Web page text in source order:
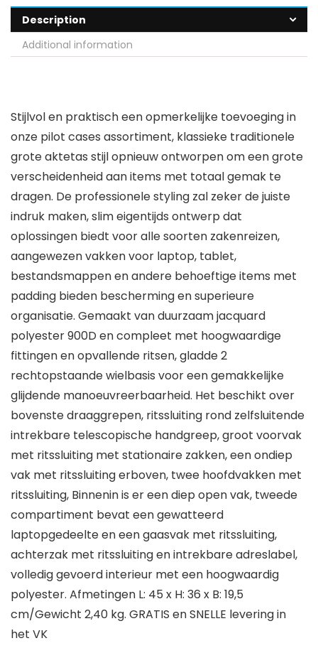
Description
Additional information
Stijlvol en praktisch een opmerkelijke toevoeging in
onze pilot cases assortiment, klassieke traditionele
grote aktetas stijl opnieuw ontworpen om een grote
verscheidenheid aan items met totaal gemak te
dragen. De professionele styling zal zeker de juiste
indruk maken, slim eigentijds ontwerp dat
oplossingen biedt voor alle soorten zakenreizen,
aangewezen vakken voor laptop, tablet,
bestandsmappen en andere behoeftige items met
padding bieden bescherming en superieure
organisatie. Gemaakt van duurzaam jacquard
polyester 900D en compleet met hoogwaardige
fittingen en opvallende ritsen, gladde 2
rechtopstaande wielbasis voor een gemakkelijke
glijdende manoeuvreerbaarheid. Het beschikt over
bovenste draaggrepen, ritssluiting rond zelfsluitende
intrekbare telescopische handgreep, groot voorvak
met ritssluiting met stationaire zakken, een ondiep
vak met ritssluiting erboven, twee hoofdvakken met
ritssluiting, Binnenin is er een diep open vak, tweede
compartiment bevat een gewatteerd
laptopgedeelte en een gaasvak met ritssluiting,
achterzak met ritssluiting en intrekbare adreslabel,
volledig gevoerd interieur met een hoogwaardig
polyester. Afmetingen L: 45 x H: 36 x B: 19,5
cm/Gewicht 2,40 kg. GRATIS en SNELLE levering in
het VK